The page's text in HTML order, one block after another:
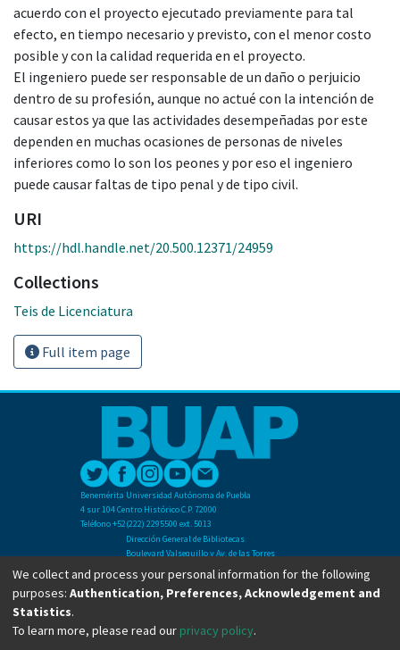
acuerdo con el proyecto ejecutado previamente para tal
efecto, en tiempo necesario y previsto, con el menor costo
posible y con la calidad requerida en el proyecto.
El ingeniero puede ser responsable de un daño o perjuicio
dentro de su profesión, aunque no actué con la intención de
causar estos ya que las actividades desempeñadas por este
dependen en muchas ocasiones de personas de niveles
inferiores como lo son los peones y por eso el ingeniero
puede causar faltas de tipo penal y de tipo civil.
URI
https://hdl.handle.net/20.500.12371/24959
Collections
Teis de Licenciatura
Full item page
Benemérita Universidad Autónoma de Puebla
4 sur 104 Centro Histórico C.P. 72000
Teléfono +52(222) 2295500 ext. 5013
Dirección General de Bibliotecas
Boulevard Valsequillo y Av. de las Torres
Ciudad Universitaria. Col. San Manuel
C.P. 72570
Teléfono +52 (222) 2295500 Ext 2901
We collect and process your personal information for the following
purposes: Authentication, Preferences, Acknowledgement and
Statistics.
To learn more, please read our privacy policy.